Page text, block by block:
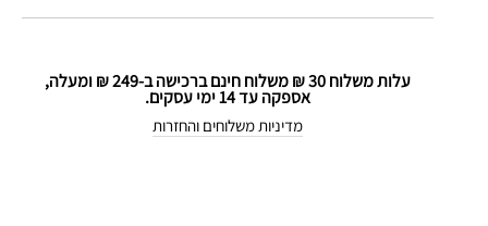
עלות משלוח 30 ₪ משלוח חינם ברכישה ב-249 ₪ ומעלה,
אספקה עד 14 ימי עסקים.
מדיניות משלוחים והחזרות